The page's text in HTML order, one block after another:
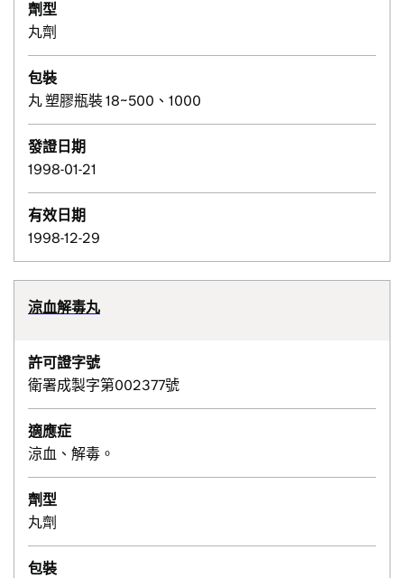
劑型
丸劑
包裝
丸 塑膠瓶裝 18~500、1000
發證日期
1998-01-21
有效日期
1998-12-29
涼血解毒丸
許可證字號
衛署成製字第002377號
適應症
涼血、解毒。
劑型
丸劑
包裝